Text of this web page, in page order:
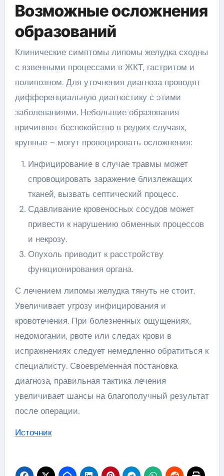
Возможные осложнения
образований
Клинические симптомы липомы желудка сходны
с язвенными процессами в ЖКТ, гастритом и
полипозном. Для уточнения диагноза проводят
дифференциальную диагностику с этими
заболеваниями. Небольшие образования
причиняют беспокойство в редких случаях,
крупные – могут провоцировать осложнения:
Инфицирование в случае травмы может
спровоцировать заражение близлежащих
тканей, вызвать септический процесс.
Сдавливание кровеносных сосудов может
привести к нарушению обменных процессов
и некрозу.
Опухоль приводит к расстройству
функционирования органа.
С лечением липомы желудка тянуть не стоит.
Увеличивает угрозу инфицирования и
кровотечения. При болезненных ощущениях,
недомогании, рвоте или следах крови в
испражнениях следует немедленно обратиться к
специалисту. Своевременная постановка
диагноза, правильная тактика лечения
увеличивает шансы на благополучный результат
после операции.
Источник